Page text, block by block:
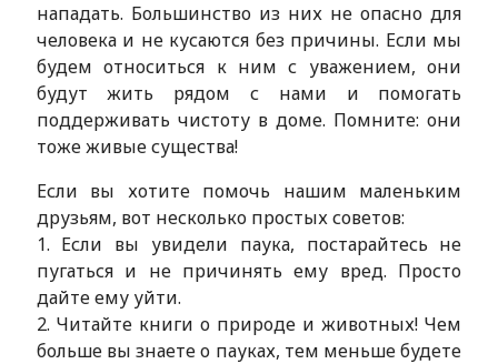
нападать. Большинство из них не опасно для
человека и не кусаются без причины. Если мы
будем относиться к ним с уважением, они
будут жить рядом с нами и помогать
поддерживать чистоту в доме. Помните: они
тоже живые существа!
Если вы хотите помочь нашим маленьким
друзьям, вот несколько простых советов:
1. Если вы увидели паука, постарайтесь не
пугаться и не причинять ему вред. Просто
дайте ему уйти.
2. Читайте книги о природе и животных! Чем
больше вы знаете о пауках, тем меньше будете